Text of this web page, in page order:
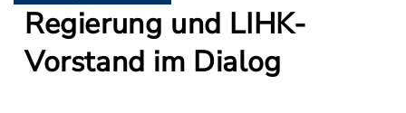
Regierung und LIHK-
Vorstand im Dialog